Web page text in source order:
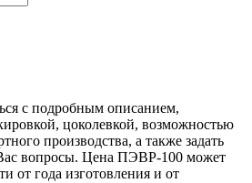
с подробным описанием,
цоколевкой, возможностью
производства, а также задать
вопросы. Цена ПЭВР-100 может
от года изготовления и от